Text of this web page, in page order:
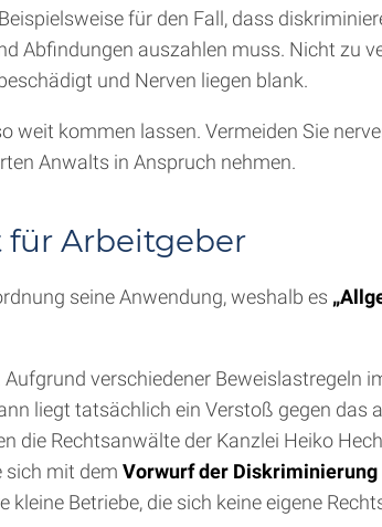
für den Fall, dass
Abfindungen auszahlen muss. Nicht zu
und Nerven liegen blank.
kommen lassen. Vermeiden Sie
Anwalts in Anspruch nehmen.
für Arbeitgeber
seine Anwendung, weshalb es
verschiedener Beweislastregeln
liegt tatsächlich ein Verstoß gegen das
die Rechtsanwälte der Kanzlei Heiko
sich mit dem Vorwurf der Diskriminierung
Betriebe, die sich keine eigene